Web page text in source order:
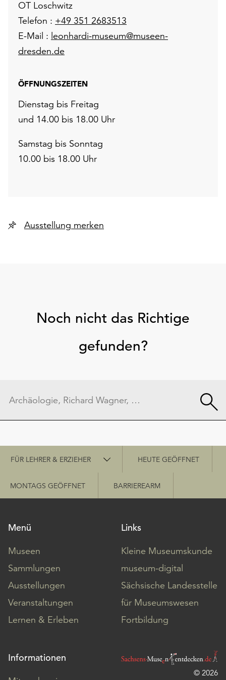
unserer
Datenschutzerklärung
oder
Impressum
OT Loschwitz
Telefon : +49 351 2683513
E-Mail : leonhardi-museum@museen-
dresden.de
ÖFFNUNGSZEITEN
Dienstag bis Freitag
und 14.00 bis 18.00 Uhr
Samstag bis Sonntag
10.00 bis 18.00 Uhr
Ausstellung merken
Noch nicht das Richtige
gefunden?
Schnellzugriff
FÜR LEHRER & ERZIEHER HEUTE GEÖFFNET
MONTAGS GEÖFFNET BARRIEREARM
Menü
Museen
Sammlungen
Ausstellungen
Veranstaltungen
Lernen & Erleben
Links
Kleine Museumskunde
museum-digital
Sächsische Landesstelle
für Museumswesen
Fortbildung
Informationen
© 2026